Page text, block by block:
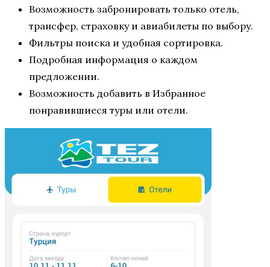
Возможность забронировать только отель,
трансфер, страховку и авиабилеты по выбору.
Фильтры поиска и удобная сортировка.
Подробная информация о каждом
предложении.
Возможность добавить в Избранное
понравившиеся туры или отели.